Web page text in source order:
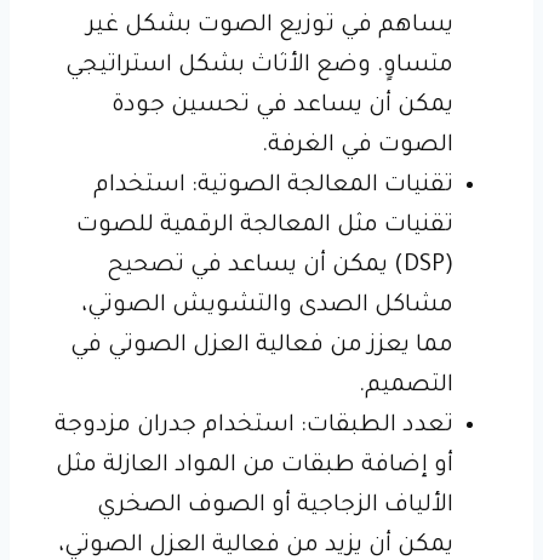
يساهم في توزيع الصوت بشكل غير
متساوٍ. وضع الأثاث بشكل استراتيجي
يمكن أن يساعد في تحسين جودة
الصوت في الغرفة.
تقنيات المعالجة الصوتية: استخدام
تقنيات مثل المعالجة الرقمية للصوت
(DSP) يمكن أن يساعد في تصحيح
مشاكل الصدى والتشويش الصوتي،
مما يعزز من فعالية العزل الصوتي في
التصميم.
تعدد الطبقات: استخدام جدران مزدوجة
أو إضافة طبقات من المواد العازلة مثل
الألياف الزجاجية أو الصوف الصخري
يمكن أن يزيد من فعالية العزل الصوتي،